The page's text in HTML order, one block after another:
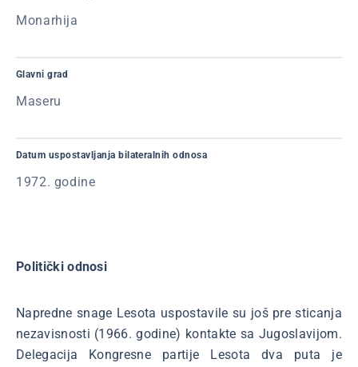
Monarhija
Glavni grad
Maseru
Datum uspostavljanja bilateralnih odnosa
1972. godine
Politički odnosi
Napredne snage Lesota uspostavile su još pre sticanja
nezavisnosti (1966. godine) kontakte sa Jugoslavijom.
Delegacija Kongresne partije Lesota dva puta je